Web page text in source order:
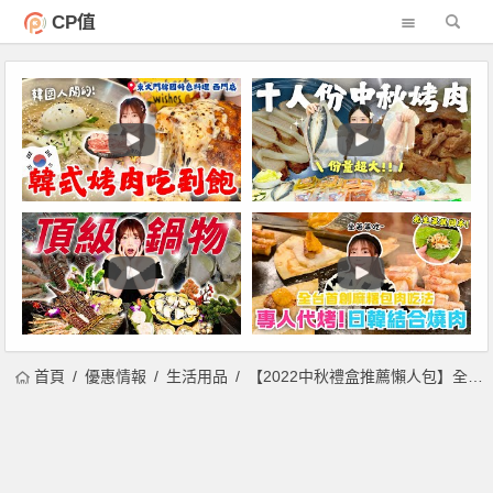
CP值
首頁 優惠情報 生活用品 【2022中秋禮盒推薦懶人包】全台公益團體/庇護工場預購優惠